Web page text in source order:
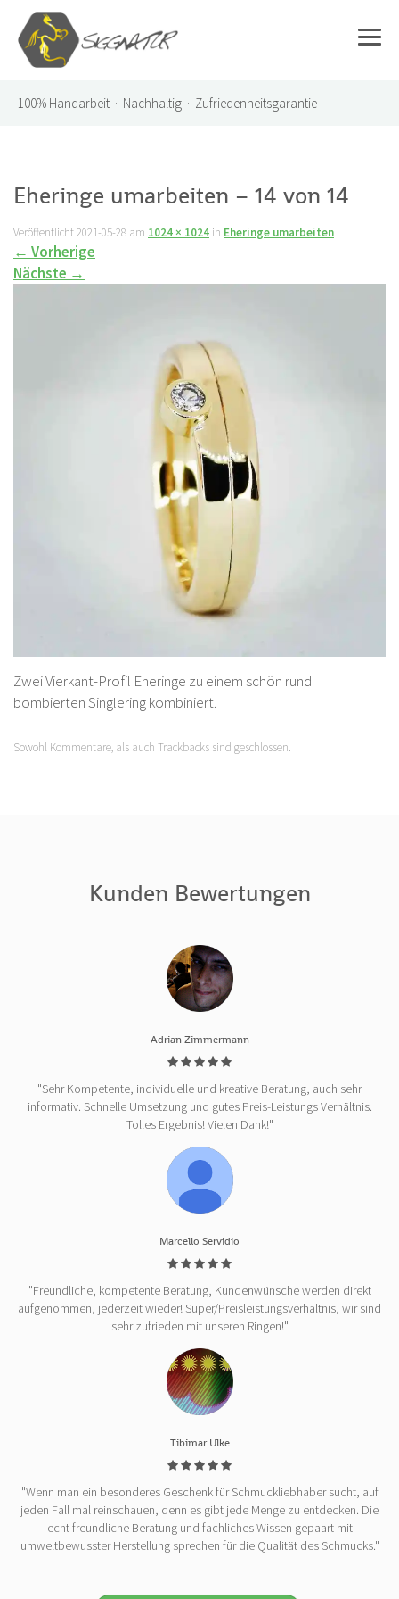
100% Handarbeit · Nachhaltig · Zufriedenheitsgarantie
Eheringe umarbeiten – 14 von 14
Veröffentlicht2021-05-28 am 1024 × 1024 in Eheringe umarbeiten
← Vorherige
Nächste →
Zwei Vierkant-Profil Eheringe zu einem schön rund
bombierten Singlering kombiniert.
Sowohl Kommentare, als auch Trackbacks sind geschlossen.
Kunden Bewertungen
Adrian Zimmermann
"Sehr Kompetente, individuelle und kreative Beratung, auch sehr
informativ. Schnelle Umsetzung und gutes Preis-Leistungs Verhältnis.
Tolles Ergebnis! Vielen Dank!"
Marcello Servidio
"Freundliche, kompetente Beratung, Kundenwünsche werden direkt
aufgenommen, jederzeit wieder! Super/Preisleistungsverhältnis, wir sind
sehr zufrieden mit unseren Ringen!"
Tibimar Ulke
"Wenn man ein besonderes Geschenk für Schmuckliebhaber sucht, auf
jeden Fall mal reinschauen, denn es gibt jede Menge zu entdecken. Die
echt freundliche Beratung und fachliches Wissen gepaart mit
umweltbewusster Herstellung sprechen für die Qualität des Schmucks."